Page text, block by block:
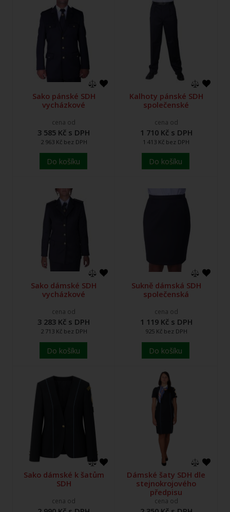
Sako pánské SDH
vycházkové
cena od
3 585 Kč s DPH
2 963 Kč bez DPH
Do košíku
Kalhoty pánské SDH
společenské
cena od
1 710 Kč s DPH
1 413 Kč bez DPH
Do košíku
Sako dámské SDH
vycházkové
cena od
3 283 Kč s DPH
2 713 Kč bez DPH
Do košíku
Sukně dámská SDH
společenská
cena od
1 119 Kč s DPH
925 Kč bez DPH
Do košíku
Sako dámské k šatům
SDH
cena od
Dámské šaty SDH dle
stejnokrojového
předpisu
cena od